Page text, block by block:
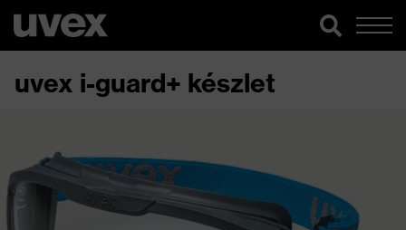
uvex i-guard+ készlet